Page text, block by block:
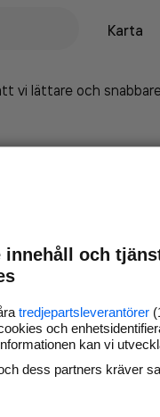
Karta
vi lättare och
innehåll och
tredjepartsleverantörer
och
kan vi
dess partners kräver